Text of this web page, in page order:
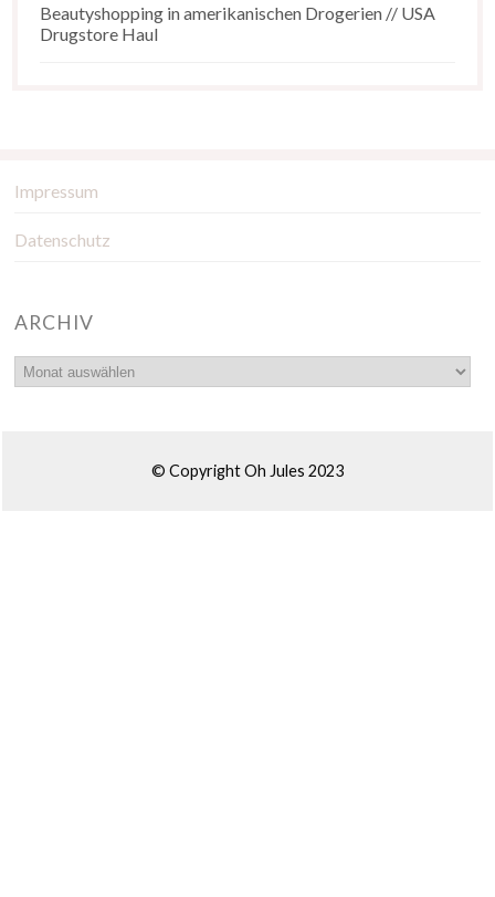
Beautyshopping in amerikanischen Drogerien // USA
Drugstore Haul
Impressum
Datenschutz
ARCHIV
© Copyright Oh Jules 2023